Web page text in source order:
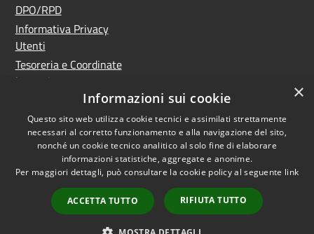
DPO/RPD
Informativa Privacy
Utenti
Tesoreria e Coordinate
bancarie
Controlla la tua posta
PNRR (Piano Nazionale
di Ripresa e Resilienza)
Meccanismo di feedback
Whistleblowing
Dichiarazione di
accessibilità
×
Informazioni sui cookie
Questo sito web utilizza cookie tecnici e assimilati strettamente
necessari al corretto funzionamento e alla navigazione del sito,
nonché un cookie tecnico analitico al solo fine di elaborare
informazioni statistiche, aggregate e anonime.
Per maggiori dettagli, può consultare la cookie policy al seguente link
ACCETTA TUTTO RIFIUTA TUTTO